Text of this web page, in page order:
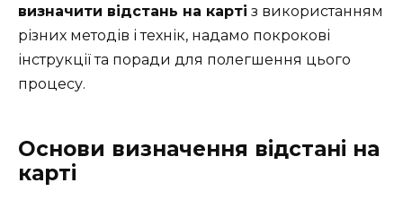
визначити відстань на карті з використанням
різних методів і технік, надамо покрокові
інструкції та поради для полегшення цього
процесу.
Основи визначення відстані на
карті